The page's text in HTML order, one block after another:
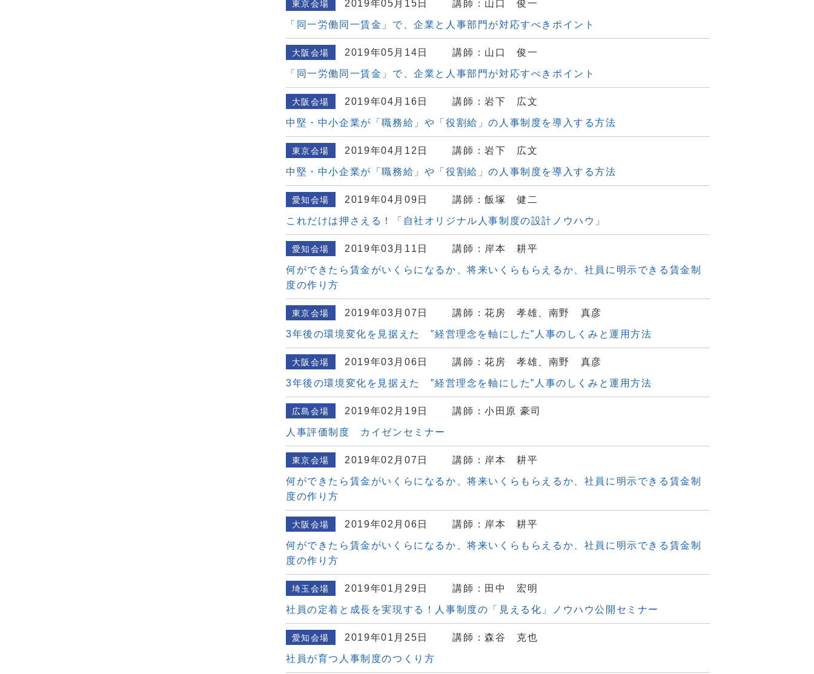
東京会場 2019年05月15日 講師：山口 俊一
「同一労働同一賃金」で、企業と人事部門が対応すべきポイント
大阪会場 2019年05月14日 講師：山口 俊一
「同一労働同一賃金」で、企業と人事部門が対応すべきポイント
大阪会場 2019年04月16日 講師：岩下 広文
中堅・中小企業が「職務給」や「役割給」の人事制度を導入する方法
東京会場 2019年04月12日 講師：岩下 広文
中堅・中小企業が「職務給」や「役割給」の人事制度を導入する方法
愛知会場 2019年04月09日 講師：飯塚 健二
これだけは押さえる！「自社オリジナル人事制度の設計ノウハウ」
愛知会場 2019年03月11日 講師：岸本 耕平
何ができたら賃金がいくらになるか、将来いくらもらえるか、社員に明示できる賃金制
度の作り方
東京会場 2019年03月07日 講師：花房 孝雄、南野 真彦
3年後の環境変化を見据えた ”経営理念を軸にした”人事のしくみと運用方法
大阪会場 2019年03月06日 講師：花房 孝雄、南野 真彦
3年後の環境変化を見据えた ”経営理念を軸にした”人事のしくみと運用方法
広島会場 2019年02月19日 講師：小田原 豪司
人事評価制度 カイゼンセミナー
東京会場 2019年02月07日 講師：岸本 耕平
何ができたら賃金がいくらになるか、将来いくらもらえるか、社員に明示できる賃金制
度の作り方
大阪会場 2019年02月06日 講師：岸本 耕平
何ができたら賃金がいくらになるか、将来いくらもらえるか、社員に明示できる賃金制
度の作り方
埼玉会場 2019年01月29日 講師：田中 宏明
社員の定着と成長を実現する！人事制度の「見える化」ノウハウ公開セミナー
愛知会場 2019年01月25日 講師：森谷 克也
社員が育つ人事制度のつくり方